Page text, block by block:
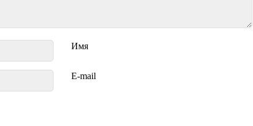
Имя
E-mail